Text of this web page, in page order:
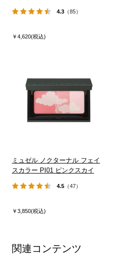
4.3（85）
￥4,620(税込)
ミュゼル ノクターナル フェイ
スカラー PI01 ピンクスカイ
4.5（47）
￥3,850(税込)
関連コンテンツ